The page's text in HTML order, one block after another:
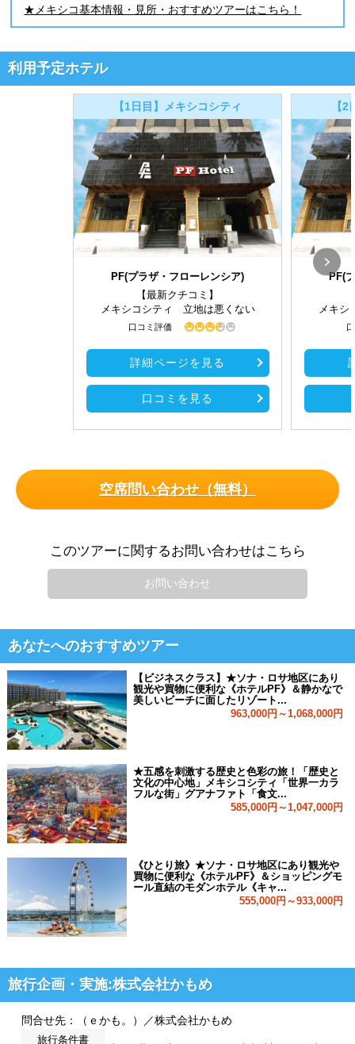
★メキシコ基本情報・見所・おすすめツアーはこちら！
利用予定ホテル
【1日目】メキシコシティ
PF(プラザ・フローレンシア)
【最新クチコミ】
メキシコシティ 立地は悪くない
口コミ評価
詳細ページを見る
口コミを見る
【
PF(
メキシ
空席問い合わせ（無料）
このツアーに関するお問い合わせはこちら
お問い合わせ
あなたへのおすすめツアー
【ビジネスクラス】★ソナ・ロサ地区にあり
観光や買物に便利な《ホテルPF》＆静かなで
美しいビーチに面したリゾート...
963,000円～1,068,000円
★五感を刺激する歴史と色彩の旅！「歴史と
文化の中心地」メキシコシティ「世界一カラ
フルな街」グアナファト「食文...
585,000円～1,047,000円
《ひとり旅》★ソナ・ロサ地区にあり観光や
買物に便利な《ホテルPF》＆ショッピングモ
ール直結のモダンホテル《キャ...
555,000円～933,000円
旅行企画・実施:株式会社かもめ
問合せ先：（ｅかも。）／株式会社かもめ
旅行条件書